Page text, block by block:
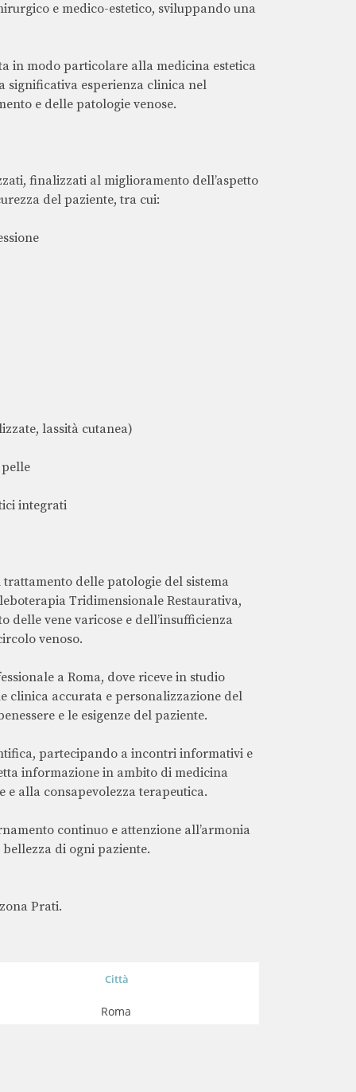
e medico-estetico, sviluppando una
in modo particolare alla medicina estetica
significativa esperienza clinica nel
e delle patologie venose.
finalizzati al miglioramento dell’aspetto
del paziente, tra cui:
lassità cutanea)
integrati
delle patologie del sistema
Tridimensionale Restaurativa,
delle vene varicose e dell’insufficienza
venoso.
a Roma, dove riceve in studio
clinica accurata e personalizzazione del
e le esigenze del paziente.
partecipando a incontri informativi e
informazione in ambito di medicina
e alla consapevolezza terapeutica.
continuo e attenzione all’armonia
di ogni paziente.
Prati.
Città
Roma